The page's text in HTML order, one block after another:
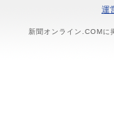
運
新聞オンライン.COMに